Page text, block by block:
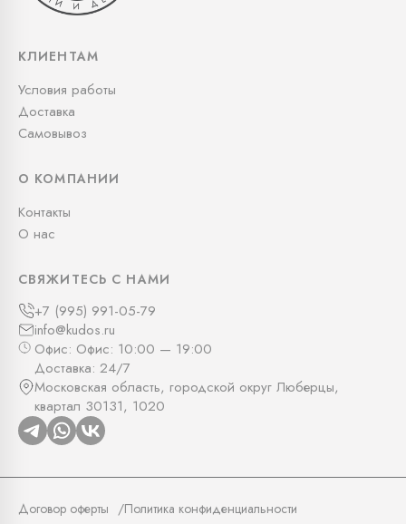
КЛИЕНТАМ
Условия работы
Доставка
Самовывоз
О КОМПАНИИ
Контакты
О нас
СВЯЖИТЕСЬ С НАМИ
+7 (995) 991-05-79
info@kudos.ru
Офис: Офис: 10:00 — 19:00
Доставка: 24/7
Московская область, городской округ Люберцы,
квартал 30131, 1020
Договор оферты Политика конфиденциальности